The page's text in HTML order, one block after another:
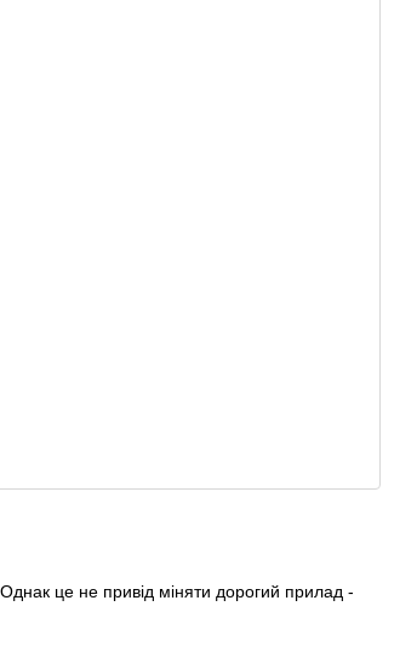
Однак це не привід міняти дорогий прилад -